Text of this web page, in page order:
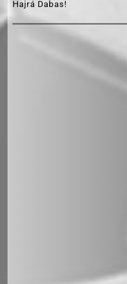
Hajrá Dabas!